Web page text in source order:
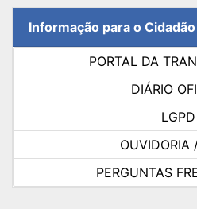
Informação para o Cidadão
PORTAL DA
DIÁRIO
LGPD
OUVIDORIA
PERGUNTAS